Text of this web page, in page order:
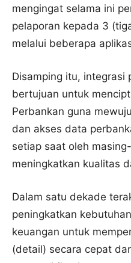
mengingat selama ini
pelaporan kepada 3
melalui beberapa
Disamping itu, integrasi
bertujuan untuk
Perbankan guna
dan akses data
setiap saat oleh
meningkatkan kualitas
Dalam satu dekade
peningkatkan
keuangan untuk
(detail) secara cepat